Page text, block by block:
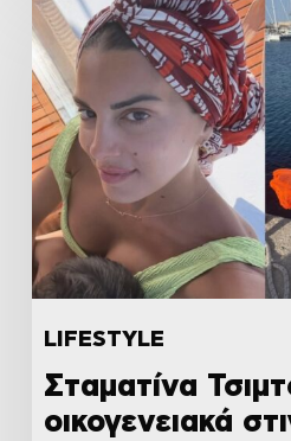
LIFESTYLE
Σταματίνα
οικογενειακά